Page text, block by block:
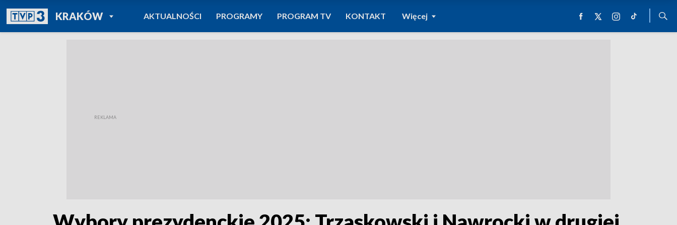
KRAKÓWPOWRÓT DO
TVP REGIONY
AKTUALNOŚCI PROGRAMY PROGRAM TV KONTAKT Więcej